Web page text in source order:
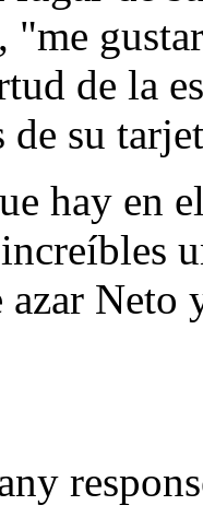
"me
de la
de su
hay en
azar